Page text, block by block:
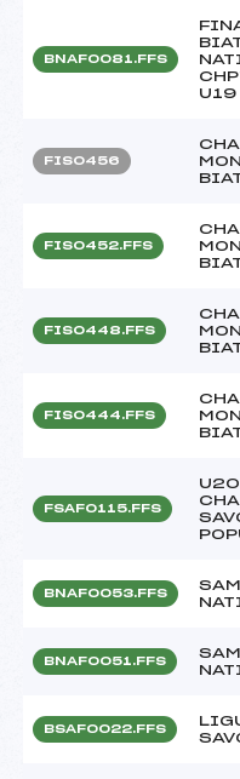
BNAF0081.FFS
FIS0456
FIS0452.FFS
FIS0448.FFS
FIS0444.FFS
FSAF0115.FFS
BNAF0053.FFS
BNAF0051.FFS
BSAF0022.FFS